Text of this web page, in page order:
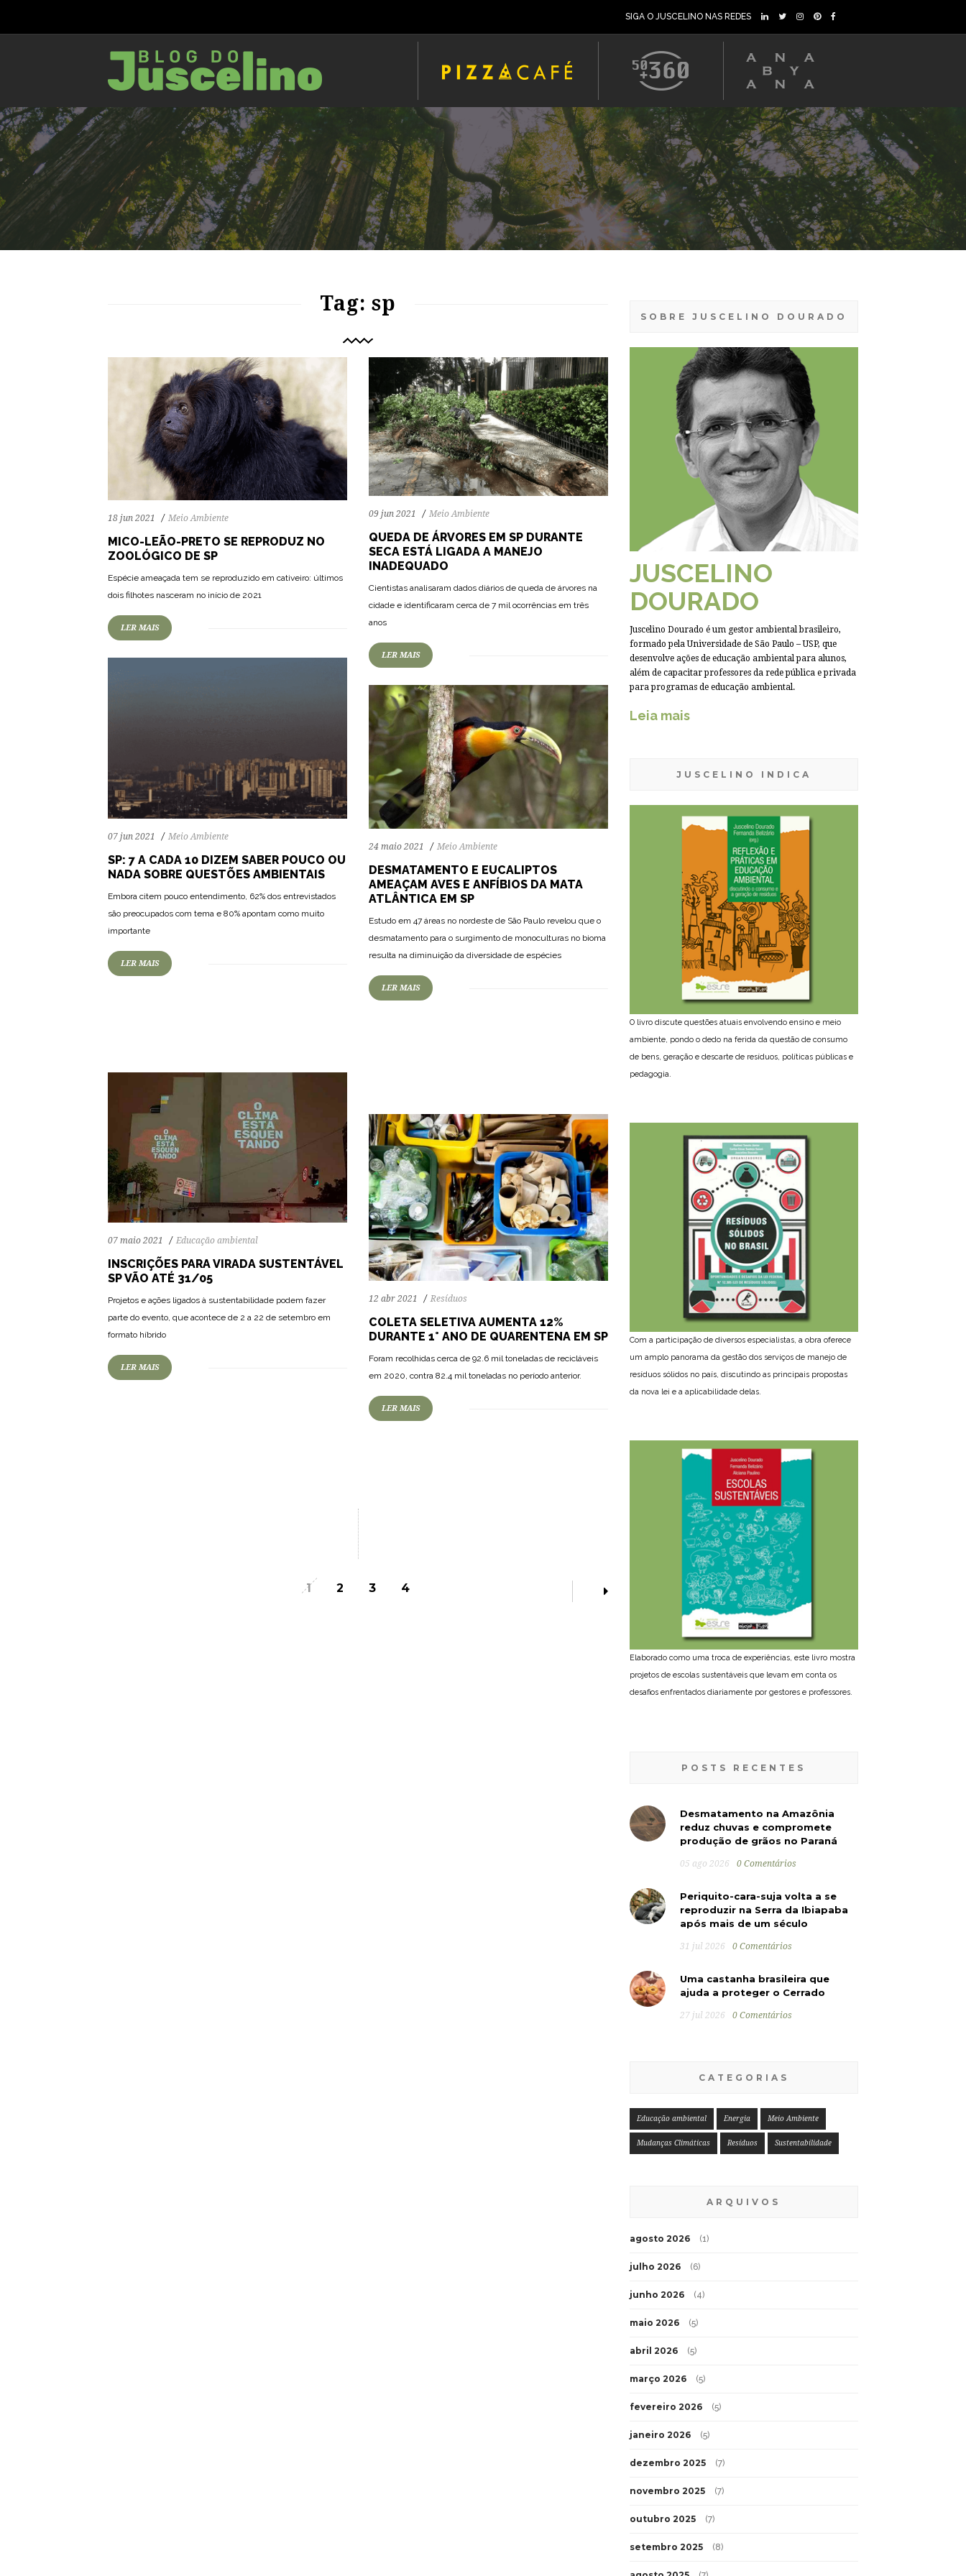
SIGA O JUSCELINO NAS REDES
Tag: sp
18 jun 2021 Meio Ambiente
MICO-LEÃO-PRETO SE REPRODUZ NO
ZOOLÓGICO DE SP
Espécie ameaçada tem se reproduzido em cativeiro: últimos
dois filhotes nasceram no início de 2021
LER MAIS
09 jun 2021 Meio Ambiente
QUEDA DE ÁRVORES EM SP DURANTE
SECA ESTÁ LIGADA A MANEJO
INADEQUADO
Cientistas analisaram dados diários de queda de árvores na
cidade e identificaram cerca de 7 mil ocorrências em três
anos
LER MAIS
07 jun 2021 Meio Ambiente
SP: 7 A CADA 10 DIZEM SABER POUCO OU
NADA SOBRE QUESTÕES AMBIENTAIS
Embora citem pouco entendimento, 62% dos entrevistados
são preocupados com tema e 80% apontam como muito
importante
LER MAIS
24 maio 2021 Meio Ambiente
DESMATAMENTO E EUCALIPTOS
AMEAÇAM AVES E ANFÍBIOS DA MATA
ATLÂNTICA EM SP
Estudo em 47 áreas no nordeste de São Paulo revelou que o
desmatamento para o surgimento de monoculturas no bioma
resulta na diminuição da diversidade de espécies
LER MAIS
07 maio 2021 Educação ambiental
INSCRIÇÕES PARA VIRADA SUSTENTÁVEL
SP VÃO ATÉ 31/05
Projetos e ações ligados à sustentabilidade podem fazer
parte do evento, que acontece de 2 a 22 de setembro em
formato híbrido
LER MAIS
12 abr 2021 Resíduos
COLETA SELETIVA AUMENTA 12%
DURANTE 1° ANO DE QUARENTENA EM SP
Foram recolhidas cerca de 92.6 mil toneladas de recicláveis
em 2020, contra 82.4 mil toneladas no período anterior.
LER MAIS
1 2 3 4
SOBRE JUSCELINO DOURADO
JUSCELINO
DOURADO
Juscelino Dourado é um gestor ambiental brasileiro,
formado pela Universidade de São Paulo – USP, que
desenvolve ações de educação ambiental para alunos,
além de capacitar professores da rede pública e privada
para programas de educação ambiental.
Leia mais
JUSCELINO INDICA
O livro discute questões atuais envolvendo ensino e meio
ambiente, pondo o dedo na ferida da questão de consumo
de bens, geração e descarte de resíduos, políticas públicas e
pedagogia.
Com a participação de diversos especialistas, a obra oferece
um amplo panorama da gestão dos serviços de manejo de
resíduos sólidos no país, discutindo as principais propostas
da nova lei e a aplicabilidade delas.
Elaborado como uma troca de experiências, este livro mostra
projetos de escolas sustentáveis que levam em conta os
desafios enfrentados diariamente por gestores e professores.
POSTS RECENTES
Desmatamento na Amazônia
reduz chuvas e compromete
produção de grãos no Paraná
05 ago 2026 0 Comentários
Periquito-cara-suja volta a se
reproduzir na Serra da Ibiapaba
após mais de um século
31 jul 2026 0 Comentários
Uma castanha brasileira que
ajuda a proteger o Cerrado
27 jul 2026 0 Comentários
CATEGORIAS
Educação ambiental Energia Meio Ambiente
Mudanças Climáticas Resíduos Sustentabilidade
ARQUIVOS
agosto 2026 (1)
julho 2026 (6)
junho 2026 (4)
maio 2026 (5)
abril 2026 (5)
março 2026 (5)
fevereiro 2026 (5)
janeiro 2026 (5)
dezembro 2025 (7)
novembro 2025 (7)
outubro 2025 (7)
setembro 2025 (8)